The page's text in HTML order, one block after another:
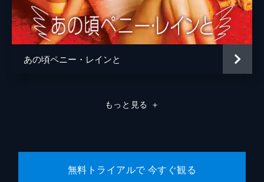
あの頃ペニー・レインと
もっと見る ＋
無料トライアルで 今すぐ観る